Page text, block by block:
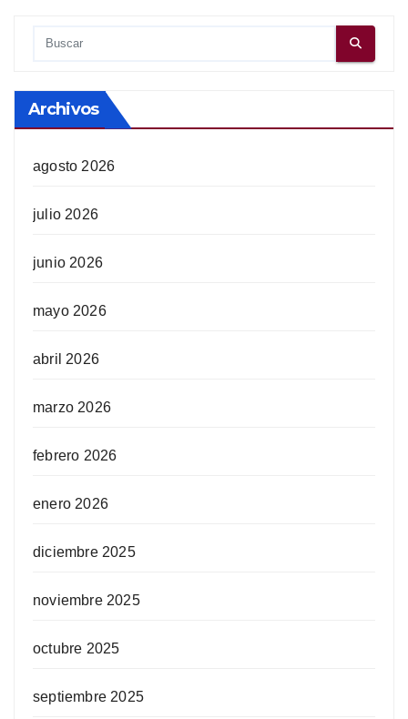
Archivos
agosto 2026
julio 2026
junio 2026
mayo 2026
abril 2026
marzo 2026
febrero 2026
enero 2026
diciembre 2025
noviembre 2025
octubre 2025
septiembre 2025